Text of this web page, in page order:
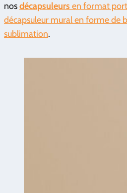
nosdécapsuleurs en format
décapsuleur mural en forme de
sublimation.